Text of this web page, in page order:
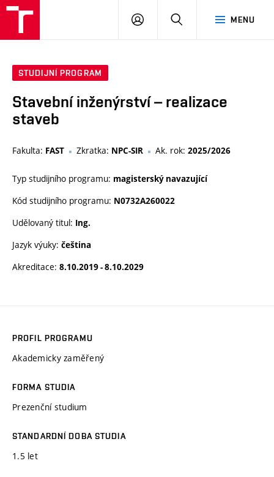
MENU
PŘIHLÁSIT
STUDIJNÍ PROGRAM
Stavební inženýrství – realizace
staveb
Fakulta: FAST Zkratka: NPC-SIR Ak. rok: 2025/2026
Typ studijního programu: magisterský navazující
Kód studijního programu: N0732A260022
Udělovaný titul: Ing.
Jazyk výuky: čeština
Akreditace: 8.10.2019 - 8.10.2029
PROFIL PROGRAMU
Akademicky zaměřený
FORMA STUDIA
Prezenční studium
STANDARDNÍ DOBA STUDIA
1.5 let